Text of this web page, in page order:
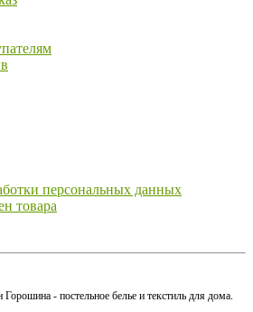
персональных данных
товара
- постельное белье и текстиль для дома.